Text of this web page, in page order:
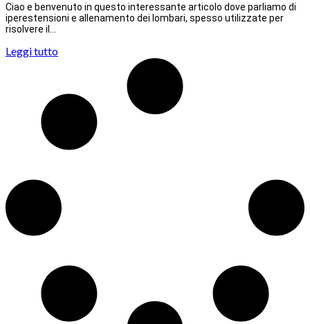
Ciao e benvenuto in questo interessante articolo dove parliamo di
iperestensioni e allenamento dei lombari, spesso utilizzate per
risolvere il…
Leggi tutto